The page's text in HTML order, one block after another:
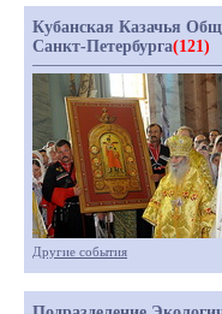
Кубанская Казачья
Санкт-Петербурга(121)
Другие события